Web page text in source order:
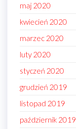
maj 2020
kwiecień 2020
marzec 2020
luty 2020
styczeń 2020
grudzień 2019
listopad 2019
październik 2019